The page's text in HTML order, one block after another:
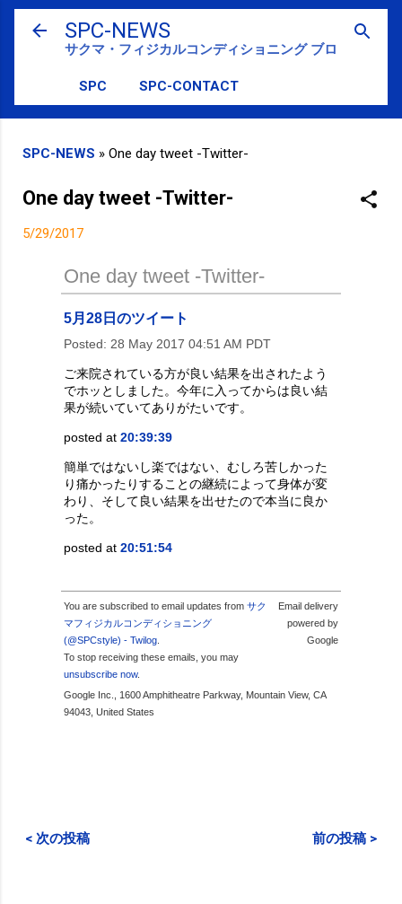
スキップしてメイン コンテンツに移動
SPC-NEWS
サクマ・フィジカルコンディショニング ブログ
SPC SPC-CONTACT
SPC-NEWS » One day tweet -Twitter-
One day tweet -Twitter-
5/29/2017
One day tweet -Twitter-
5月28日のツイート
Posted: 28 May 2017 04:51 AM PDT
ご来院されている方が良い結果を出されたよう
でホッとしました。今年に入ってからは良い結
果が続いていてありがたいです。
posted at 20:39:39
簡単ではないし楽ではない、むしろ苦しかった
り痛かったりすることの継続によって身体が変
わり、そして良い結果を出せたので本当に良か
った。
posted at 20:51:54
You are subscribed to email updates from サク
マフィジカルコンディショニング
(@SPCstyle) - Twilog
To stop receiving these emails, you may
unsubscribe now.
Email delivery
powered by
Google
Google Inc., 1600 Amphitheatre Parkway, Mountain View, CA
94043, United States
< 次の投稿 前の投稿 >